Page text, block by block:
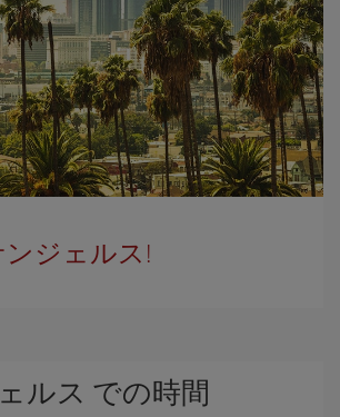
ンジェルス!
ルス での時間